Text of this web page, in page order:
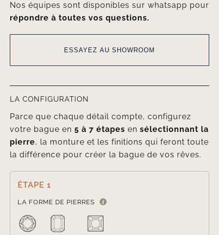
Nos équipes sont disponibles sur whatsapp pour
répondre à toutes vos questions.
ESSAYEZ AU SHOWROOM
LA CONFIGURATION
Parce que chaque détail compte, configurez
votre bague en 5 à 7 étapes en sélectionnant la
pierre, la monture et les finitions qui feront toute
la différence pour créer la bague de vos rêves.
ÉTAPE 1
LA FORME DE PIERRES